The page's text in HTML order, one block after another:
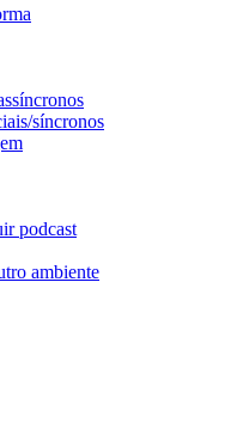
síncronos
podcast
ambiente